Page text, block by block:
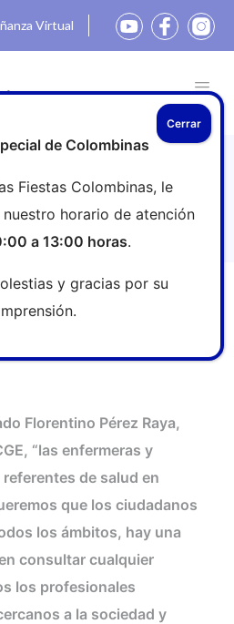
Virtual
millones de impactos
La campaña “Pregunta a tu
Florentino Pérez Raya,
“las enfermeras y
de salud en
que los ciudadanos
los ámbitos, hay una
consultar cualquier
los profesionales
a la sociedad y
de Colombinas
Fiestas Colombinas, le
horario de atención
a 13:00 horas.
y gracias por su
Cerrar